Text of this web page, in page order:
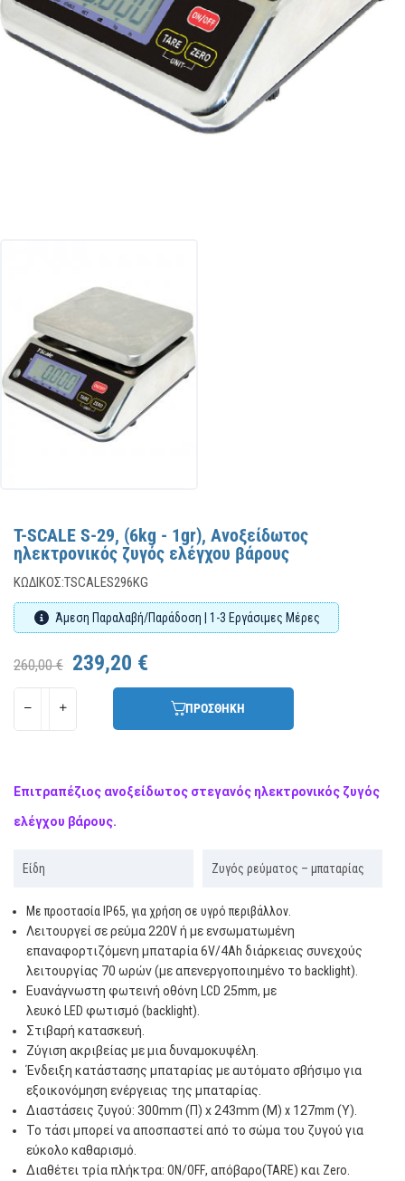
T-SCALE S-29, (6kg - 1gr), Ανοξείδωτος
ηλεκτρονικός ζυγός ελέγχου βάρους
ΚΩΔΙΚΌΣ:TSCALES296KG
Άμεση Παραλαβή/Παράδοση | 1-3 Εργάσιμες Μέρες
260,00 € 239,20 €
ΠΡΟΣΘΗΚΗ
Επιτραπέζιος ανοξείδωτος στεγανός ηλεκτρονικός ζυγός
ελέγχου βάρους.
Είδη Ζυγός ρεύματος – μπαταρίας
Με προστασία IP65, για χρήση σε υγρό περιβάλλον.
Λειτουργεί σε ρεύμα 220Vή με ενσωματωμένη
επαναφορτιζόμενη μπαταρία 6V/4Ah διάρκειας συνεχούς
λειτουργίας 70 ωρών (με απενεργοποιημένο το backlight).
Ευανάγνωστη φωτεινή οθόνη
LCD 25mm, με
λευκό
LED φωτισμό (backlight).
Στιβαρή κατασκευή.
Ζύγιση ακριβείας με μια δυναμοκυψέλη.
Ένδειξη κατάστασης μπαταρίας με αυτόματο σβήσιμο για
εξοικονόμηση ενέργειας της μπαταρίας.
Διαστάσεις ζυγού: 300mm (Π) x 243mm (Μ) x 127mm (Υ).
Το τάσι μπορεί να αποσπαστεί από το σώμα του ζυγού για
εύκολο καθαρισμό.
Διαθέτει τρία πλήκτρα: ON/OFF, απόβαρο(TARE) και Zero